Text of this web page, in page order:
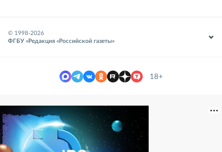
© 1998-2026
ФГБУ «Редакция «Российской газеты»
18+